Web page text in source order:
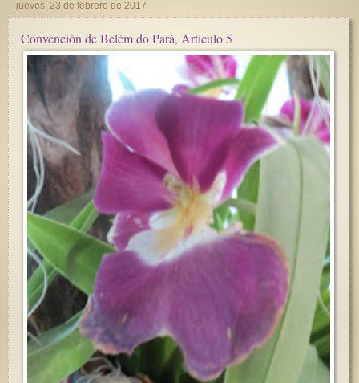
jueves, 23 de febrero de 2017
Convención de Belém do Pará, Artículo 5